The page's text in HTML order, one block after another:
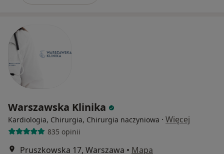
Warszawska Klinika
Kardiologia, Chirurgia, Chirurgia naczyniowa · Więcej
835 opinii
Pruszkowska 17, Warszawa • Mapa